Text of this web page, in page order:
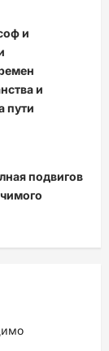
и
и
пути
подвигов